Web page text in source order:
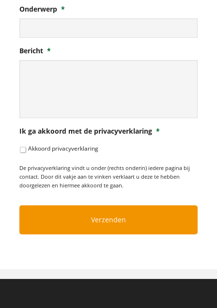
Onderwerp *
Bericht *
Ik ga akkoord met de privacyverklaring *
Akkoord privacyverklaring
De privacyverklaring vindt u onder (rechts onderin) iedere pagina bij
contact. Door dit vakje aan te vinken verklaart u deze te hebben
doorgelezen en hiermee akkoord te gaan.